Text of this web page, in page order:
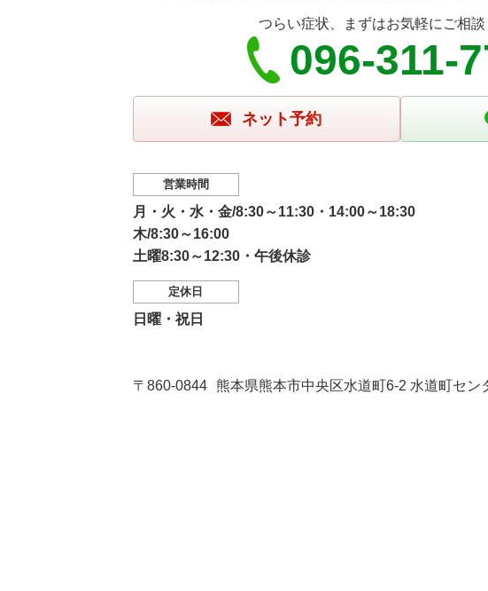
つらい症状、まずはお気軽にご相
096-311-
ネット予約
営業時間
月・火・水・金/8:30～11:30・14:00～18:30
木/8:30～16:00
土曜8:30～12:30・午後休診
定休日
日曜・祝日
〒860-0844 熊本県熊本市中央区水道町6-2 水道町セン